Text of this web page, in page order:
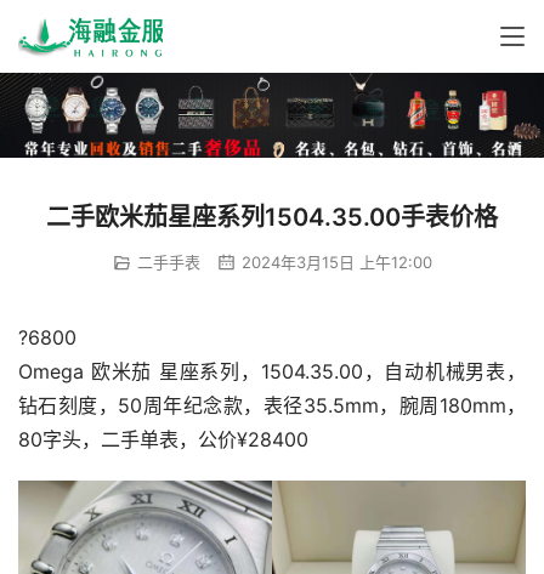
二手欧米茄星座系列1504.35.00手表价格
二手手表 2024年3月15日 上午12:00
?6800
Omega 欧米茄 星座系列，1504.35.00，自动机械男表，
钻石刻度，50周年纪念款，表径35.5mm，腕周180mm，
80字头，二手单表，公价¥28400